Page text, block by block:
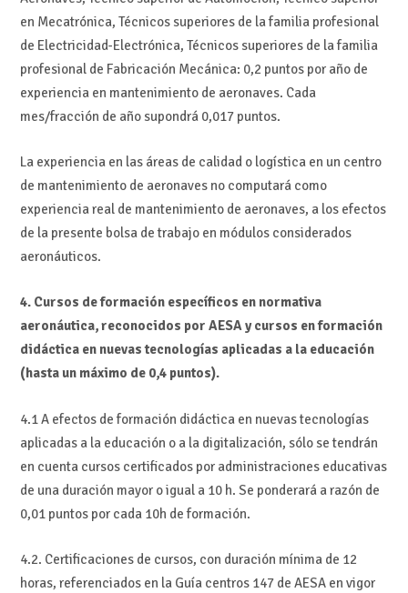
en Mecatrónica, Técnicos superiores de la familia profesional
de Electricidad-Electrónica, Técnicos superiores de la familia
profesional de Fabricación Mecánica: 0,2 puntos por año de
experiencia en mantenimiento de aeronaves. Cada
mes/fracción de año supondrá 0,017 puntos.
La experiencia en las áreas de calidad o logística en un centro
de mantenimiento de aeronaves no computará como
experiencia real de mantenimiento de aeronaves, a los efectos
de la presente bolsa de trabajo en módulos considerados
aeronáuticos.
4. Cursos de formación específicos en normativa
aeronáutica, reconocidos por AESA y cursos en formación
didáctica en nuevas tecnologías aplicadas a la educación
(hasta un máximo de 0,4 puntos).
4.1 A efectos de formación didáctica en nuevas tecnologías
aplicadas a la educación o a la digitalización, sólo se tendrán
en cuenta cursos certificados por administraciones educativas
de una duración mayor o igual a 10 h. Se ponderará a razón de
0,01 puntos por cada 10h de formación.
4.2. Certificaciones de cursos, con duración mínima de 12
horas, referenciados en la Guía centros 147 de AESA en vigor